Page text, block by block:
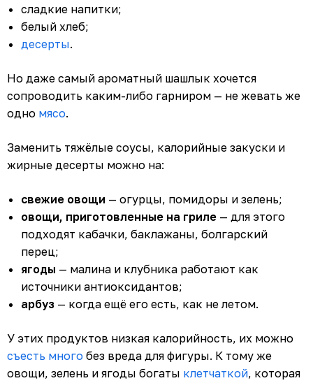
сладкие напитки;
белый хлеб;
десерты.
Но даже самый ароматный шашлык хочется
сопроводить каким-либо гарниром — не жевать же
одно мясо.
Заменить тяжёлые соусы, калорийные закуски и
жирные десерты можно на:
свежие овощи — огурцы, помидоры и зелень;
овощи, приготовленные на гриле — для этого
подходят кабачки, баклажаны, болгарский
перец;
ягоды — малина и клубника работают как
источники антиоксидантов;
арбуз — когда ещё его есть, как не летом.
У этих продуктов низкая калорийность, их можно
съесть много без вреда для фигуры. К тому же
овощи, зелень и ягоды богаты клетчаткой, которая